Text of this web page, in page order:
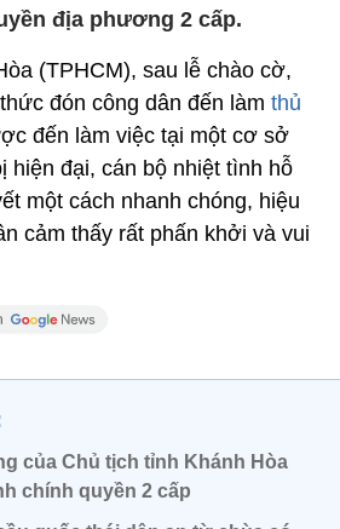
địa phương 2 cấp.
(TPHCM), sau lễ chào cờ,
đón công dân đến làm thủ
đến làm việc tại một cơ sở
hiện đại, cán bộ nhiệt tình hỗ
một cách nhanh chóng, hiệu
cảm thấy rất phấn khởi và vui
của Chủ tịch tỉnh Khánh Hòa
chính quyền 2 cấp